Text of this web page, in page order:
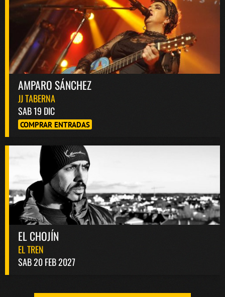
AMPARO SÁNCHEZ
JJ TABERNA
SAB 19 DIC
COMPRAR ENTRADAS
EL CHOJÍN
EL TREN
SAB 20 FEB 2027